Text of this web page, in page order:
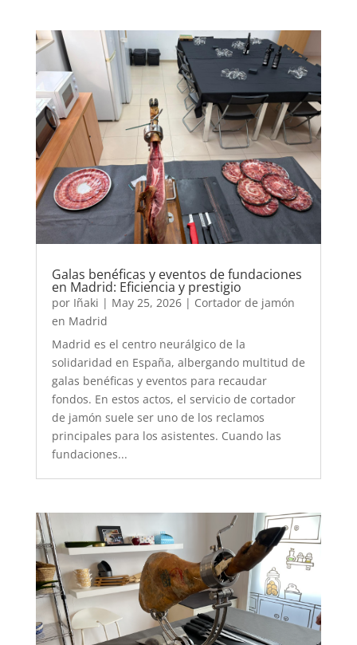
Galas benéficas y eventos de fundaciones
en Madrid: Eficiencia y prestigio
por Iñaki | May 25, 2026| Cortador de jamón
en Madrid
Madrid es el centro neurálgico de la
solidaridad en España, albergando multitud de
galas benéficas y eventos para recaudar
fondos. En estos actos, el servicio de cortador
de jamón suele ser uno de los reclamos
principales para los asistentes. Cuando las
fundaciones...